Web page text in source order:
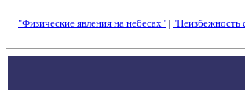
"Физические явления на небесах" | "Неизбежность